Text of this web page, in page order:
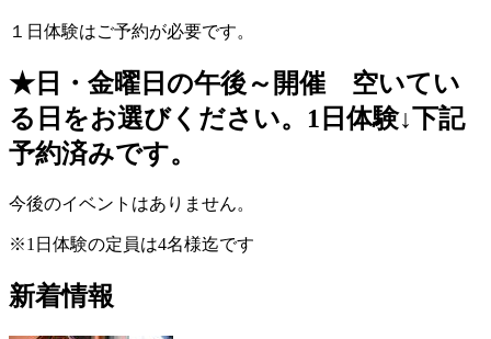
１日体験はご予約が必要です。
★日・金曜日の午後～開催 空いてい
る日をお選びください。1日体験↓下記
予約済みです。
今後のイベントはありません。
※1日体験の定員は4名様迄です
新着情報